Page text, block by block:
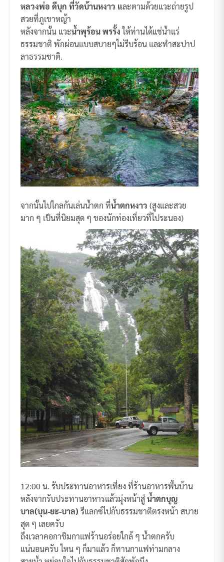
หลวงพ่อ ดีบุก ที่วัดบ้านหงาว และตามด้วยแวะถ่ายรูป
สวยที่ภูเขาหญ้า
หลังจากนั้น แวะน้ำพุร้อน พรรั้งให้ท่านได้แช่น้ำแร่
ธรรมชาติ พักผ่อนแบบสบายๆไม่รีบร้อน และทำสะปาป
ลาธรรมชาติ.
จากนั้นไปไกลกันเล่นน้ำตก ที่น้ำตกหงาว (สูงและสวย
มาก ๆ เป็นที่นิยมสุด ๆ ของนักท่องเที่ยวที่ไประนอง)
12:00 น. รับประทานอาหารเที่ยง ที่ร้านอาหารพื้นบ้าน
หลังจากรับประทานอาหารแล้วมุ่งหน้าสู่น้ำตกบุญ
บาล(บุน-ยะ-บาล)รีแลกซ์ไปกับธรรมชาติตรงหน้า สบาย
สุด ๆ เลยครับ
ถึงเวลาคอกาชิมกาแฟร้านอร่อยใกล้ ๆ น้ำตกครับ
แน่นอนครับ ไหน ๆ ก็มาแล้ว ก็ทานกาแฟท่ามกลาง